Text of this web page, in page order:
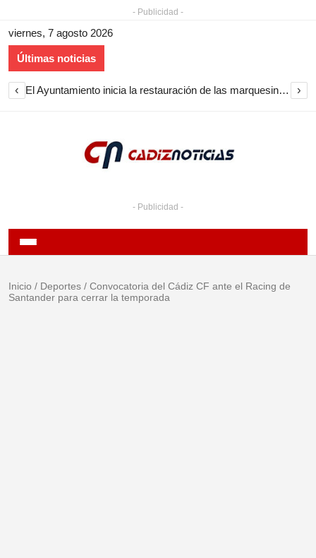
- Publicidad -
viernes, 7 agosto 2026
Últimas noticias
‹ El Ayuntamiento inicia la restauración de las marquesinas de Plaza Esteve para volver a instalarlas en el centro de Jerez ›
- Publicidad -
Inicio / Deportes / Convocatoria del Cádiz CF ante el Racing de
Santander para cerrar la temporada